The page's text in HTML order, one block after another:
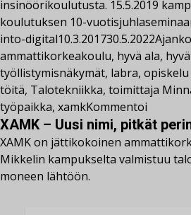
insinöörikoulutusta. 15.5.2019
koulutuksen 10-
into-digital10.3.201730.5.2022
ammattikorkeakoulu, hyvä ala,
työllistymisnäkymät, labra,
töitä, Talotekniikka, toimittaja
työpaikka, xamkKommentoi
XAMK – Uusi nimi, pitkät
XAMK on jättikokoinen
Mikkelin kampukselta valmistuu
moneen lähtöön.